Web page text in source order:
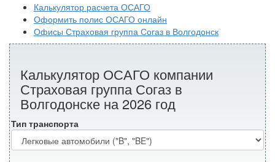
Калькулятор расчета ОСАГО
Оформить полис ОСАГО онлайн
Офисы Страховая группа Согаз в Волгодонск
Калькулятор ОСАГО компании
Страховая группа Согаз в
Волгодонске на 2026 год
Тип транспорта